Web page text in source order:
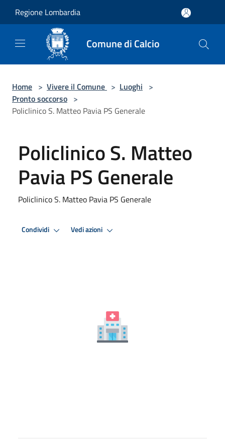
Regione Lombardia
Comune di Calcio
Home > Vivere il Comune > Luoghi >
Pronto soccorso >
Policlinico S. Matteo Pavia PS Generale
Policlinico S. Matteo
Pavia PS Generale
Policlinico S. Matteo Pavia PS Generale
Condividi Vedi azioni